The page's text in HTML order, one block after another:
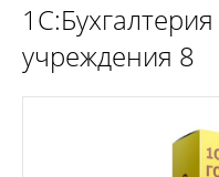
учреждения 8